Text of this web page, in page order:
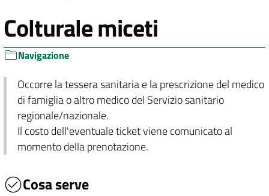
Colturale miceti
Navigazione
Occorre la tessera sanitaria e la prescrizione del medico
di famiglia o altro medico del Servizio sanitario
regionale/nazionale.
Il costo dell'eventuale ticket viene comunicato al
momento della prenotazione.
Cosa serve